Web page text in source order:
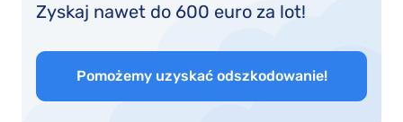
Zyskaj nawet do 600 euro za lot!
Pomożemy uzyskać odszkodowanie!